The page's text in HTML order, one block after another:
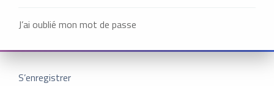
J’ai oublié mon mot de passe
S’enregistrer